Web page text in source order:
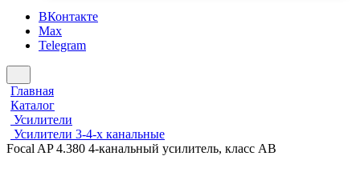
ВКонтакте
Max
Telegram
Главная
Каталог
Усилители
Усилители 3-4-х канальные
Focal AP 4.380 4-канальный усилитель, класс AB